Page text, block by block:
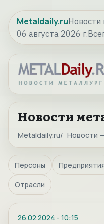
Metaldaily.ruНовости
06 августа 2026 г.
Новости
Metaldaily.ru Новости
Персоны
Отрасли
26.02.2024 - 10:15